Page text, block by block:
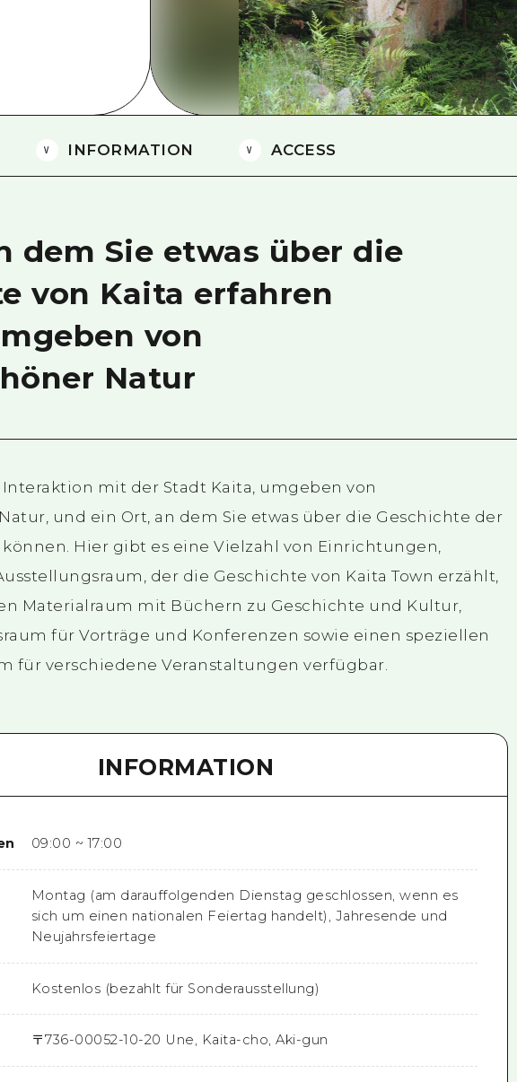
Östliches Yamaguchi
Ehime
Shimane
INFORMATION ACCESS
dem Sie etwas über die
von Kaita erfahren
von
Natur
Interaktion mit der Stadt Kaita, umgeben von
und ein Ort, an dem Sie etwas über die Geschichte der
Hier gibt es eine Vielzahl von Einrichtungen,
der die Geschichte von Kaita Town erzählt,
Materialraum mit Büchern zu Geschichte und Kultur,
für Vorträge und Konferenzen sowie einen speziellen
für verschiedene Veranstaltungen verfügbar.
INFORMATION
09:00 ~ 17:00
Montag (am darauffolgenden Dienstag geschlossen, wenn es
sich um einen nationalen Feiertag handelt), Jahresende und
Neujahrsfeiertage
Kostenlos (bezahlt für Sonderausstellung)
〒736-00052-10-20 Une, Kaita-cho, Aki-gun